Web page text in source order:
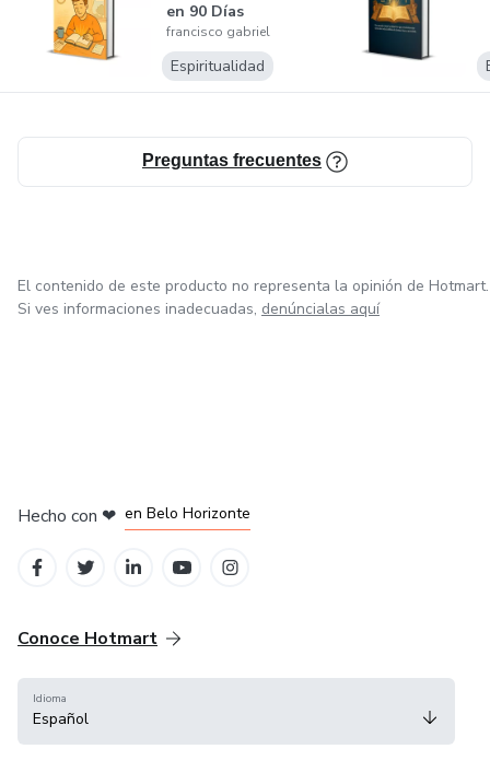
en 90 Días
francisco gabriel
Espiritualidad
Preguntas frecuentes
El contenido de este producto no representa la opinión de Hotmart.
Si ves informaciones inadecuadas, denúncialas aquí
Hecho con ❤ en Belo Horizonte
Conoce Hotmart
Idioma
Español